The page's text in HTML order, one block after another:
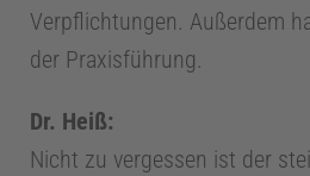
c
h
Verpflichtungen. Außerdem
der Praxisführung.
Dr. Heiß:
Nicht zu vergessen ist der